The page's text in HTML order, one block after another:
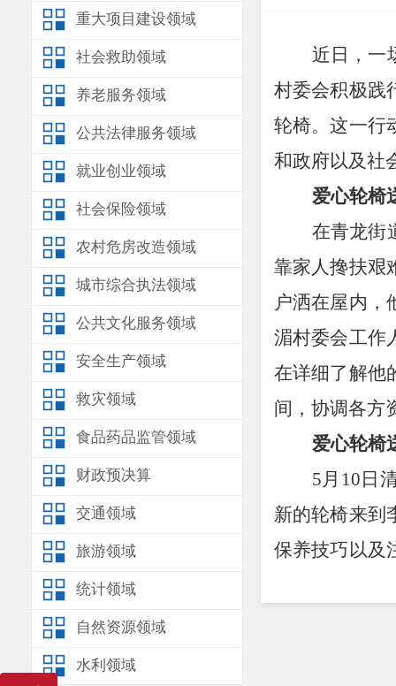
重大项目建设领域
社会救助领域
养老服务领域
公共法律服务领域
就业创业领域
社会保险领域
农村危房改造领域
城市综合执法领域
公共文化服务领域
安全生产领域
救灾领域
食品药品监管领域
财政预决算
交通领域
旅游领域
统计领域
自然资源领域
水利领域
近日，一
村委会积极践
轮椅。这一行
和政府以及社
爱心轮椅
在青龙街
靠家人搀扶艰
户洒在屋内，
湄村委会工作
在详细了解他
间，协调各方
爱心轮椅
5月 10 日
新的轮椅来到
保养技巧以及